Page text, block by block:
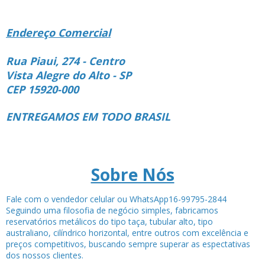
Endereço Comercial
Rua Piaui, 274 - Centro
Vista Alegre do Alto - SP
CEP 15920-000
ENTREGAMOS EM TODO BRASIL
Sobre Nós
Fale com o vendedor celular ou WhatsApp16-99795-2844
Seguindo uma filosofia de negócio simples, fabricamos
reservatórios metálicos do tipo taça, tubular alto, tipo
australiano, cilíndrico horizontal, entre outros com excelência e
preços competitivos, buscando sempre superar as espectativas
dos nossos clientes.